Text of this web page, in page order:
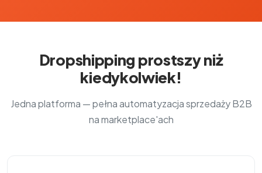
Dropshipping prostszy niż
kiedykolwiek!
Jedna platforma — pełna automatyzacja sprzedaży B2B
na marketplace'ach